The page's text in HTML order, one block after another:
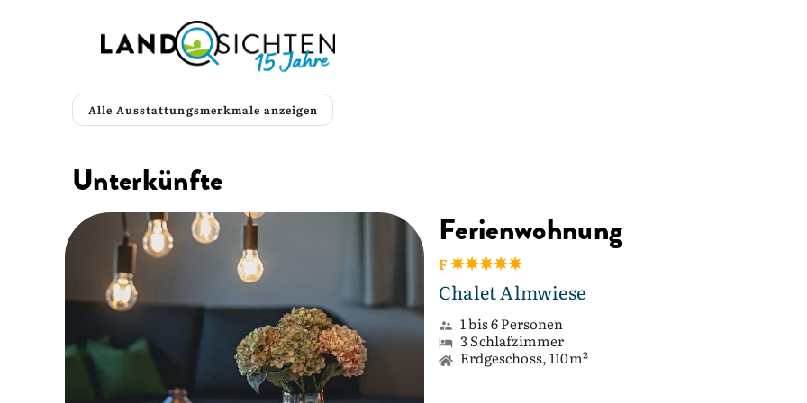
Alle Ausstattungsmerkmale anzeigen
Unterkünfte
Ferienwohnung
F
Chalet Almwiese
1 bis 6 Personen
3 Schlafzimmer
Erdgeschoss, 110m²